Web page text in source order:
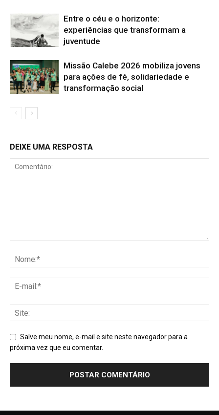
Entre o céu e o horizonte:
experiências que transformam a
juventude
Missão Calebe 2026 mobiliza jovens
para ações de fé, solidariedade e
transformação social
DEIXE UMA RESPOSTA
Salve meu nome, e-mail e site neste navegador para a
próxima vez que eu comentar.